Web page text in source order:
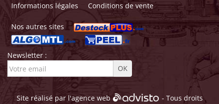
Informations légales
Conditions de vente
Nos autres sites
Newsletter :
Site réalisé par l'agence web - Tous droits